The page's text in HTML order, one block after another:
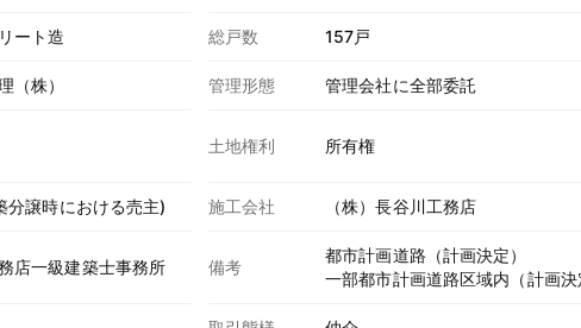
ート造 総戸数 157戸
（株） 管理形態 管理会社に全部委託
土地権利 所有権
分譲時における売主) 施工会社 （株）長谷川工務店
店一級建築士事務所 備考
都市計画道路（計画決定）
一部都市計画道路区域内（計画決